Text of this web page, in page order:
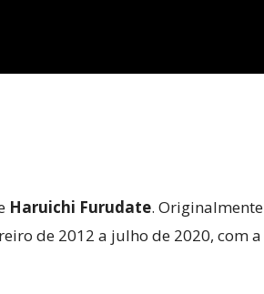
Haruichi Furudate. Originalmente
de 2012 a julho de 2020, com a